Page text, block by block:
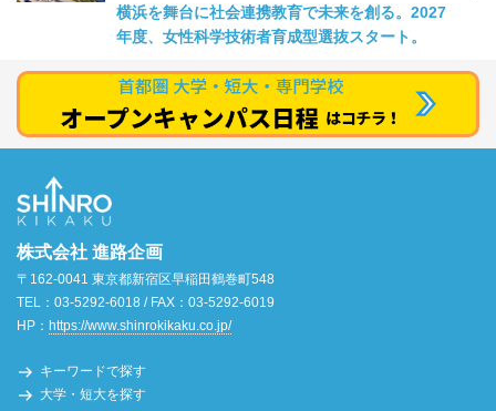
横浜を舞台に社会連携教育で未来を創る。2027
年度、女性科学技術者育成型選抜スタート。
株式会社 進路企画
〒162-0041 東京都新宿区早稲田鶴巻町548
TEL：03-5292-6018 / FAX：03-5292-6019
HP： https://www.shinrokikaku.co.jp/
キーワードで探す
大学・短大を探す